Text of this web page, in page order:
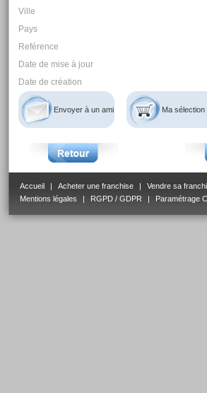
Ville
Pays
Reférence
Date de mise à jour
Date de création
Envoyer à un ami Ma sélection
Accueil Acheter une franchise Vendre sa
Mentions légales
RGPD / GDPR Paramétrage